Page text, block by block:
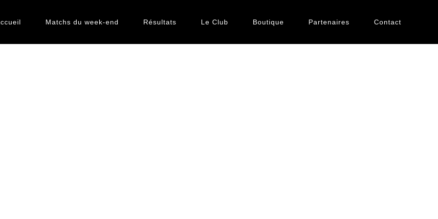
Matchs du week-end Résultats Le Club Boutique Partenaires Contact